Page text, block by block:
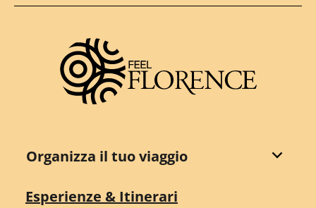
Organizza il tuo viaggio
Esperienze & Itinerari